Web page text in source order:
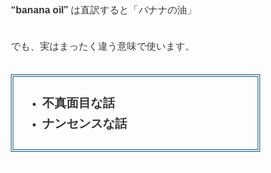
“banana oil” は直訳すると「バナナの油」
でも、実はまったく違う意味で使います。
不真面目な話
ナンセンスな話